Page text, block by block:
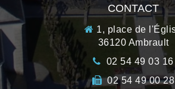
CONTACT
1, place de
36120 Ambrault
02 54 49 03 16
02 54 49 00 28